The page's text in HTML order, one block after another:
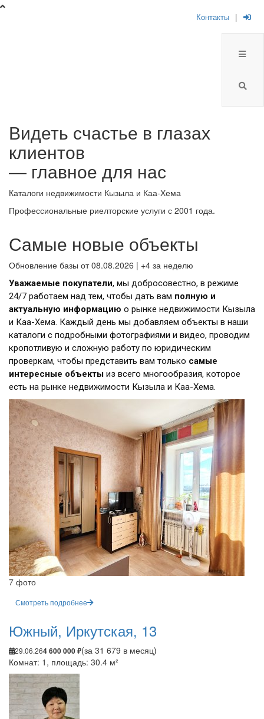
Контакты |
Брокер
Плюс
риелторская
компания
Видеть счастье в глазах
клиентов
— главное для нас
Каталоги недвижимости Кызыла и Каа-Хема
Профессиональные риелторские услуги с 2001 года.
Самые новые объекты
Обновление базы от 08.08.2026 | +4 за неделю
Уважаемые покупатели, мы добросовестно, в режиме
24/7 работаем над тем, чтобы дать вам полную и
актуальную информацию о рынке недвижимости Кызыла
и Каа-Хема. Каждый день мы добавляем объекты в наши
каталоги с подробными фотографиями и видео, проводим
кропотливую и сложную работу по юридическим
проверкам, чтобы представить вам только самые
интересные объекты из всего многообразия, которое
есть на рынке недвижимости Кызыла и Каа-Хема.
7 фото
Смотреть подробнее
Южный, Иркутская, 13
29.06.264 600 000 ₽(за 31 679 в месяц)
Комнат: 1, площадь: 30.4 м²